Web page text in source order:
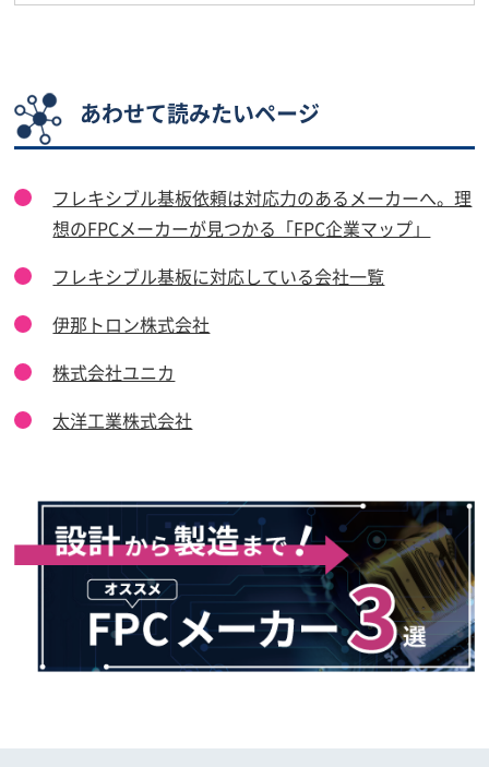
あわせて読みたいページ
フレキシブル基板依頼は対応力のあるメーカーへ。理
想のFPCメーカーが見つかる「FPC企業マップ」
フレキシブル基板に対応している会社一覧
伊那トロン株式会社
株式会社ユニカ
太洋工業株式会社